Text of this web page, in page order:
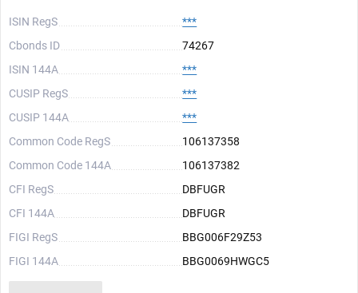
ISIN RegS
***
Cbonds ID
74267
ISIN 144A
***
CUSIP RegS
***
CUSIP 144A
***
Common Code RegS
106137358
Common Code 144A
106137382
CFI RegS
DBFUGR
CFI 144A
DBFUGR
FIGI RegS
BBG006F29Z53
FIGI 144A
BBG0069HWGC5